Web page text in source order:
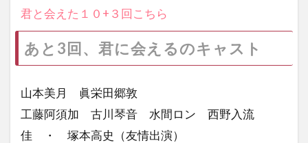
君と会えた１０+３回こちら
あと3回、君に会えるのキャスト
山本美月 眞栄田郷敦
工藤阿須加 古川琴音 水間ロン 西野入流
佳 ・ 塚本高史（友情出演）